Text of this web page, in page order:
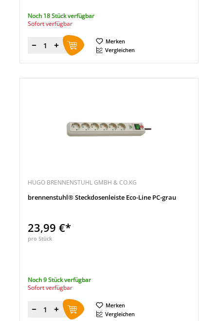
Noch 18 Stück verfügbar
Sofort verfügbar
Menge
Merken
Vergleichen
HUGO BRENNENSTUHL GMBH & CO.KG
brennenstuhl® Steckdosenleiste Eco-Line PC-grau
23,99 €*
pro Stück
Noch 9 Stück verfügbar
Sofort verfügbar
Menge
Merken
Vergleichen